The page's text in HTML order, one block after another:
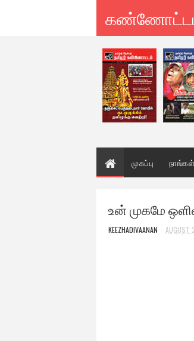
முகப்பு நாங்கள்
உன் முகமே
KEEZHADIVAANAN